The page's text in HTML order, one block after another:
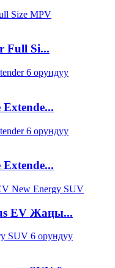
Full Si...
EV Жаңы...